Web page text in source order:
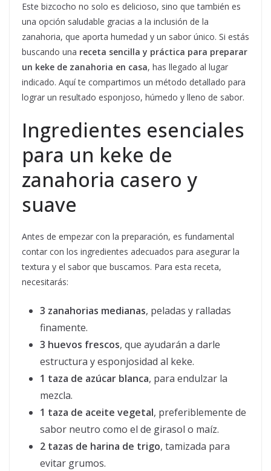
Este bizcocho no solo es delicioso, sino que también es
una opción saludable gracias a la inclusión de la
zanahoria, que aporta humedad y un sabor único. Si estás
buscando una receta sencilla y práctica para preparar
un keke de zanahoria en casa, has llegado al lugar
indicado. Aquí te compartimos un método detallado para
lograr un resultado esponjoso, húmedo y lleno de sabor.
Ingredientes esenciales
para un keke de
zanahoria casero y
suave
Antes de empezar con la preparación, es fundamental
contar con los ingredientes adecuados para asegurar la
textura y el sabor que buscamos. Para esta receta,
necesitarás:
3 zanahorias medianas, peladas y ralladas
finamente.
3 huevos frescos, que ayudarán a darle
estructura y esponjosidad al keke.
1 taza de azúcar blanca, para endulzar la
mezcla.
1 taza de aceite vegetal, preferiblemente de
sabor neutro como el de girasol o maíz.
2 tazas de harina de trigo, tamizada para
evitar grumos.